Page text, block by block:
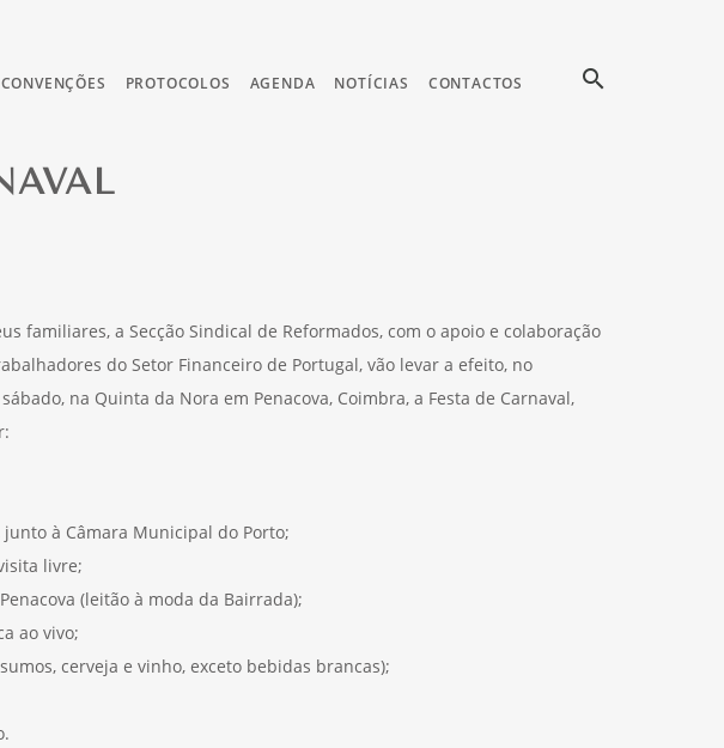
CONVENÇÕES PROTOCOLOS AGENDA NOTÍCIAS CONTACTOS search
familiares, a Secção Sindical de Reformados, com o apoio e colaboração
do Setor Financeiro de Portugal, vão levar a efeito, no
na Quinta da Nora em Penacova, Coimbra, a Festa de Carnaval,
à Câmara Municipal do Porto;
livre;
(leitão à moda da Bairrada);
ao vivo;
cerveja e vinho, exceto bebidas brancas);